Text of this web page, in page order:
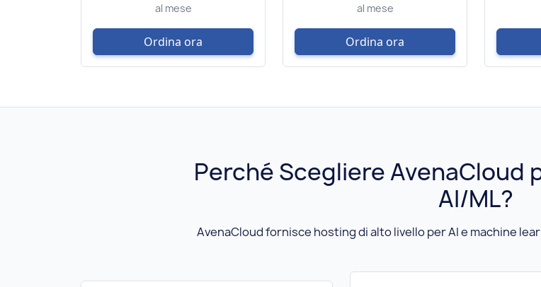
al mese
Ordina ora
al mese
Ordina ora
Perché Scegliere AvenaCloud
AI/ML?
AvenaCloud fornisce hosting di alto livello per AI e machine